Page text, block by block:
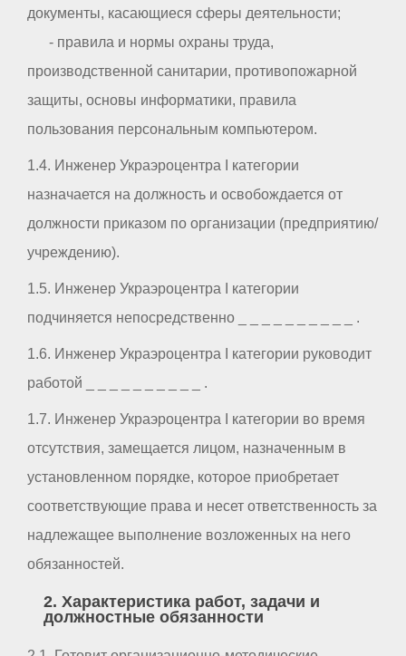
документы, касающиеся сферы деятельности;
- правила и нормы охраны труда,
производственной санитарии, противопожарной
защиты, основы информатики, правила
пользования персональным компьютером.
1.4. Инженер Украэроцентра I категории
назначается на должность и освобождается от
должности приказом по организации (предприятию/
учреждению).
1.5. Инженер Украэроцентра I категории
подчиняется непосредственно _ _ _ _ _ _ _ _ _ _ .
1.6. Инженер Украэроцентра I категории руководит
работой _ _ _ _ _ _ _ _ _ _ .
1.7. Инженер Украэроцентра I категории во время
отсутствия, замещается лицом, назначенным в
установленном порядке, которое приобретает
соответствующие права и несет ответственность за
надлежащее выполнение возложенных на него
обязанностей.
2. Характеристика работ, задачи и
должностные обязанности